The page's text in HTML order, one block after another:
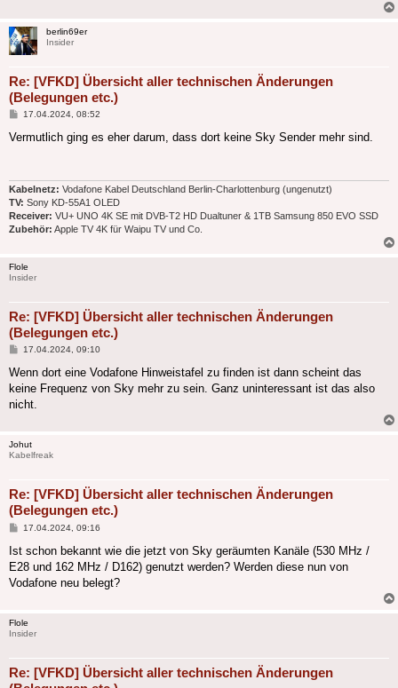
berlin69er
Insider
Re: [VFKD] Übersicht aller technischen Änderungen
(Belegungen etc.)
Beitrag
17.04.2024, 08:52
Vermutlich ging es eher darum, dass dort keine Sky Sender mehr sind.
Kabelnetz: Vodafone Kabel Deutschland Berlin-Charlottenburg (ungenutzt)
TV: Sony KD-55A1 OLED
Receiver: VU+ UNO 4K SE mit DVB-T2 HD Dualtuner & 1TB Samsung 850 EVO SSD
Zubehör: Apple TV 4K für Waipu TV und Co.
Flole
Insider
Re: [VFKD] Übersicht aller technischen Änderungen
(Belegungen etc.)
Beitrag
17.04.2024, 09:10
Wenn dort eine Vodafone Hinweistafel zu finden ist dann scheint das
keine Frequenz von Sky mehr zu sein. Ganz uninteressant ist das also
nicht.
Johut
Kabelfreak
Re: [VFKD] Übersicht aller technischen Änderungen
(Belegungen etc.)
Beitrag
17.04.2024, 09:16
Ist schon bekannt wie die jetzt von Sky geräumten Kanäle (530 MHz /
E28 und 162 MHz / D162) genutzt werden? Werden diese nun von
Vodafone neu belegt?
Flole
Insider
Re: [VFKD] Übersicht aller technischen Änderungen